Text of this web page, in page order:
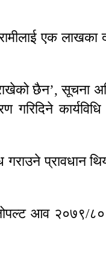
एक लाखका
छैन’, सूचना
गरिदिने
गराउने प्रावधान
आव २०७९/